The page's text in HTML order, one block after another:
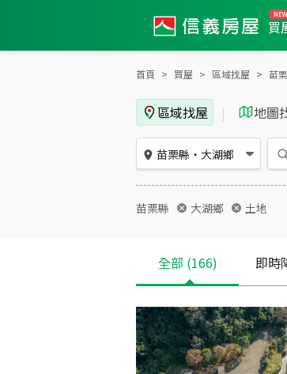
買
首頁 買屋 區域找屋 苗
區域找屋 | 地圖
苗栗縣 ・ 大湖鄉
苗栗縣 大湖鄉 土地
全部 (166) 即時